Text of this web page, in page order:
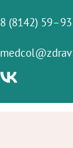
8 (8142)